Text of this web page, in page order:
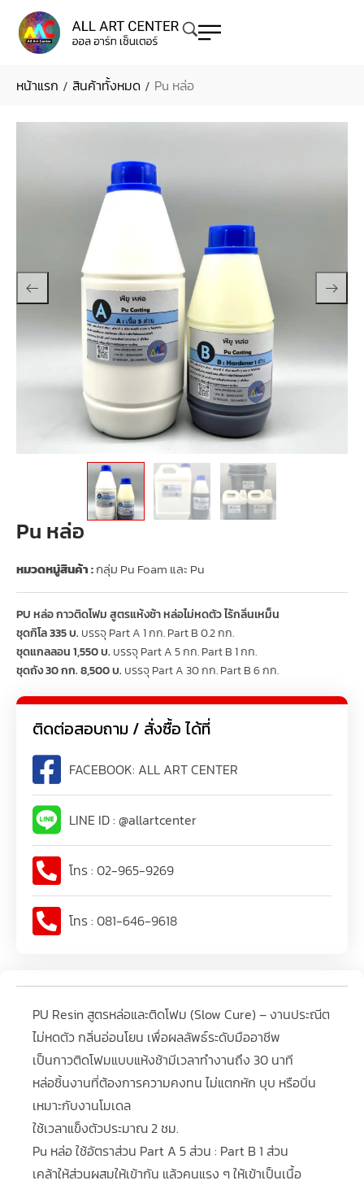
หน้าแรก / สินค้าทั้งหมด / Pu หล่อ
Pu หล่อ
หมวดหมู่สินค้า :กลุ่ม Pu Foam และ Pu
PU หล่อ กาวติดโฟม สูตรแห้งช้า หล่อไม่หดตัว ไร้กลิ่นเหม็น
ชุดกิโล 335 บ. บรรจุ Part A 1 กก. Part B 0.2 กก.
ชุดแกลลอน 1,550 บ. บรรจุ Part A 5 กก. Part B 1 กก.
ชุดถัง 30 กก. 8,500 บ. บรรจุ Part A 30 กก. Part B 6 กก.
ติดต่อสอบถาม / สั่งซื้อ ได้ที่
FACEBOOK: ALL ART CENTER
LINE ID : @allartcenter
โทร : 02-965-9269
โทร : 081-646-9618
PU Resin สูตรหล่อและติดโฟม (Slow Cure) – งานประณีต
ไม่หดตัว กลิ่นอ่อนโยน เพื่อผลลัพธ์ระดับมืออาชีพ
เป็นกาวติดโฟมแบบแห้งช้ามีเวลาทำงานถึง 30 นาที
หล่อชิ้นงานที่ต้องการความคงทน ไม่แตกหัก บุบ หรือบิ่น
เหมาะกับงานโมเดล
ใช้เวลาแข็งตัวประมาณ 2 ชม.
Pu หล่อ ใช้อัตราส่วน Part A 5 ส่วน : Part B 1 ส่วน
เคล้าให้ส่วนผสมให้เข้ากัน แล้วคนแรง ๆ ให้เข้าเป็นเนื้อ